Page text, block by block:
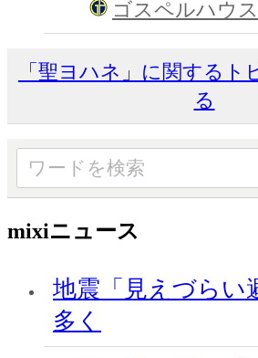
ゴスペルハウ
「聖ヨハネ」に関するト
る
mixiニュース
地震「見えづらい
多く